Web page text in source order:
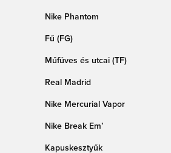
Nike Phantom
Fű (FG)
Műfüves és utcai (TF)
Real Madrid
Nike Mercurial Vapor
Nike Break Em’
Kapuskesztyűk